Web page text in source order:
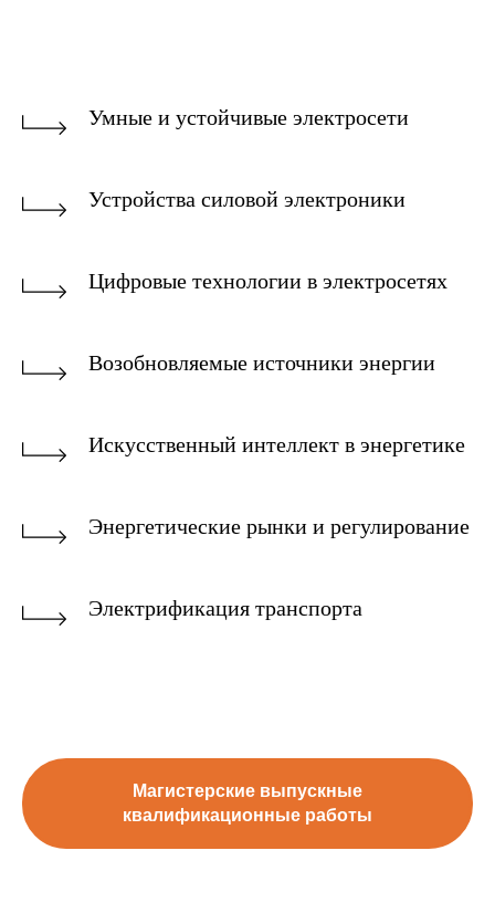
Умные и устойчивые электросети
Устройства силовой электроники
Цифровые технологии в электросетях
Возобновляемые источники энергии
Искусственный интеллект в энергетике
Энергетические рынки и регулирование
Электрификация транспорта
Магистерские выпускные
квалификационные работы